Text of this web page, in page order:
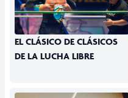
EL CLÁSICO DE CLÁSICOS
DE LA LUCHA LIBRE